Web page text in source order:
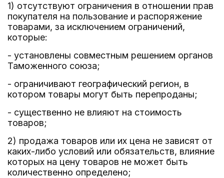
1) отсутствуют ограничения в отношении прав
покупателя на пользование и распоряжение
товарами, за исключением ограничений,
которые:
- установлены совместным решением органов
Таможенного союза;
- ограничивают географический регион, в
котором товары могут быть перепроданы;
- существенно не влияют на стоимость
товаров;
2) продажа товаров или их цена не зависят от
каких-либо условий или обязательств, влияние
которых на цену товаров не может быть
количественно определено;